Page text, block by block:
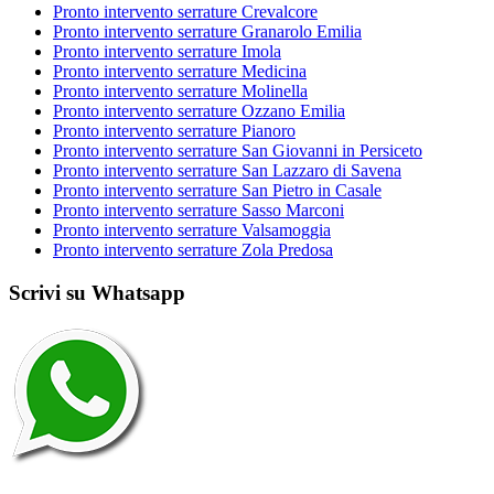
Pronto intervento serrature Crevalcore
Pronto intervento serrature Granarolo Emilia
Pronto intervento serrature Imola
Pronto intervento serrature Medicina
Pronto intervento serrature Molinella
Pronto intervento serrature Ozzano Emilia
Pronto intervento serrature Pianoro
Pronto intervento serrature San Giovanni in Persiceto
Pronto intervento serrature San Lazzaro di Savena
Pronto intervento serrature San Pietro in Casale
Pronto intervento serrature Sasso Marconi
Pronto intervento serrature Valsamoggia
Pronto intervento serrature Zola Predosa
Scrivi su Whatsapp